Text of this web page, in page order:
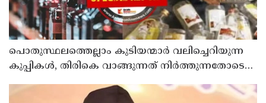
പൊതുസ്ഥലത്തെല്ലാം കുടിയന്മാര്‍ വലിച്ചെറിയുന്ന
കുപ്പികള്‍, തിരികെ വാങ്ങുന്നത് നിര്‍ത്തുന്നതോടെ
നിര്‍ത്തിയത് എന്തിന്? സര്‍ക്കാരിന്റേത് തലതിരിഞ്ഞ